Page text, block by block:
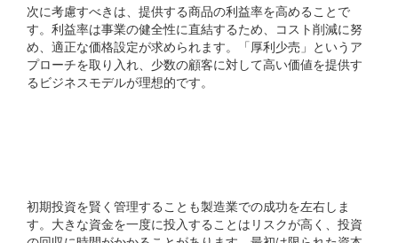
次に考慮すべきは、提供する商品の利益率を高めることで
す。利益率は事業の健全性に直結するため、コスト削減に努
め、適正な価格設定が求められます。「厚利少売」というア
プローチを取り入れ、少数の顧客に対して高い価値を提供す
るビジネスモデルが理想的です。
初期投資を賢く管理することも製造業での成功を左右しま
す。大きな資金を一度に投入することはリスクが高く、投資